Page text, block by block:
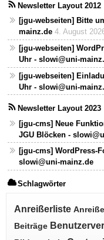
Newsletter Layout 2012
[jgu-webseiten] Bitte
mainz.de 4. August
[jgu-webseiten]
Uhr - slowi@uni-
[jgu-webseiten]
Uhr - slowi@uni-
Newsletter Layout 2023
[jgu-cms] Neue
JGU Blöcken -
[jgu-cms] WordPress-
slowi@uni-mainz.de
Schlagwörter
Anreißerliste
Beiträge